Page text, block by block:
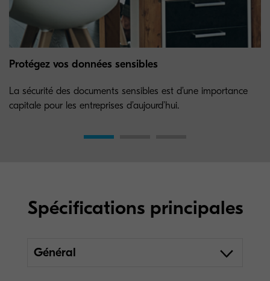
Protégez vos données sensibles
La sécurité des documents sensibles est d’une importance
capitale pour les entreprises d’aujourd’hui.
Spécifications principales
Général